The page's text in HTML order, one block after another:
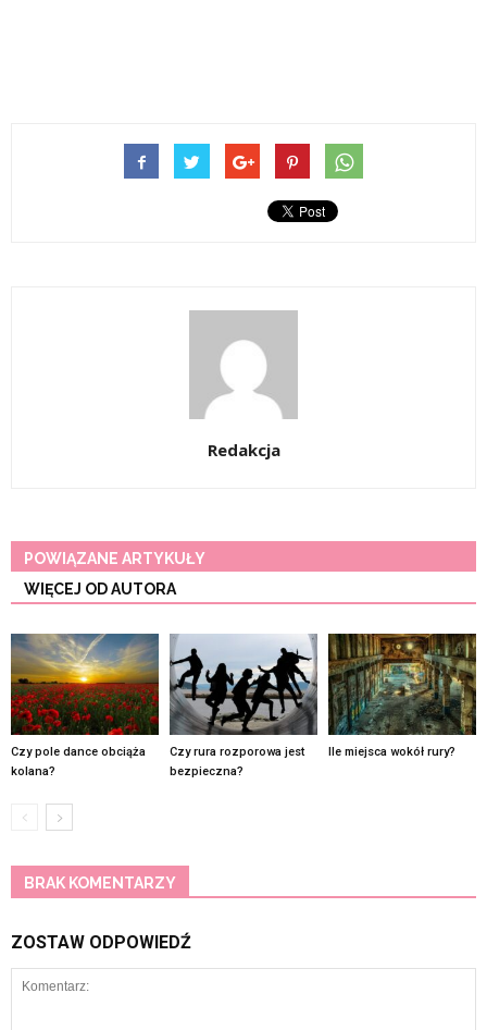
Redakcja
POWIĄZANE ARTYKUŁY
WIĘCEJ OD AUTORA
Czy pole dance obciąża
kolana?
Czy rura rozporowa jest
bezpieczna?
Ile miejsca wokół rury?
BRAK KOMENTARZY
ZOSTAW ODPOWIEDŹ